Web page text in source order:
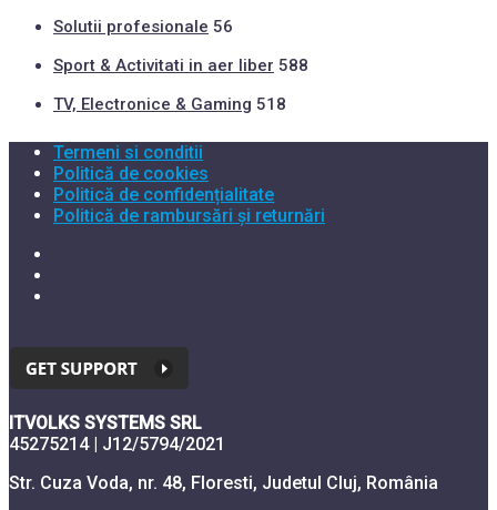
Solutii profesionale 56
Sport & Activitati in aer liber 588
TV, Electronice & Gaming 518
Termeni si conditii
Politică de cookies
Politică de confidențialitate
Politică de rambursări și returnări
ITVOLKS SYSTEMS SRL
45275214 | J12/5794/2021
Str. Cuza Voda, nr. 48, Floresti, Judetul Cluj, România